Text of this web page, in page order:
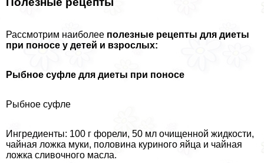
Рассмотрим наиболее полезные рецепты для диеты
при поносе у детей и взрослых:
Рыбное суфле для диеты при поносе
Рыбное суфле
Ингредиенты: 100 г форели, 50 мл очищенной жидкости,
чайная ложка муки, половина куриного яйца и чайная
ложка сливочного масла.